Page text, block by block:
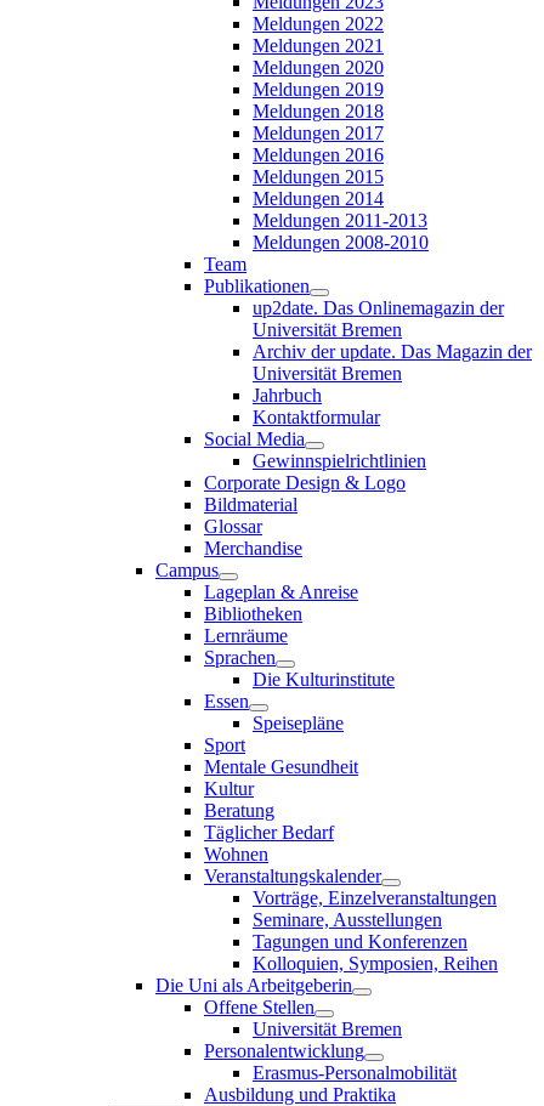
Meldungen 2022
Meldungen 2021
Meldungen 2020
Meldungen 2019
Meldungen 2018
Meldungen 2017
Meldungen 2016
Meldungen 2015
Meldungen 2014
Meldungen 2011-2013
Meldungen 2008-2010
Team
Publikationen
up2date. Das Onlinemagazin der
Universität Bremen
Archiv der update. Das Magazin der
Universität Bremen
Jahrbuch
Kontaktformular
Social Media
Gewinnspielrichtlinien
Corporate Design & Logo
Bildmaterial
Glossar
Merchandise
Campus
Lageplan & Anreise
Bibliotheken
Lernräume
Sprachen
Die Kulturinstitute
Essen
Speisepläne
Sport
Mentale Gesundheit
Kultur
Beratung
Täglicher Bedarf
Wohnen
Veranstaltungskalender
Vorträge, Einzelveranstaltungen
Seminare, Ausstellungen
Tagungen und Konferenzen
Kolloquien, Symposien, Reihen
Die Uni als Arbeitgeberin
Offene Stellen
Universität Bremen
Personalentwicklung
Erasmus-Personalmobilität
Ausbildung und Praktika